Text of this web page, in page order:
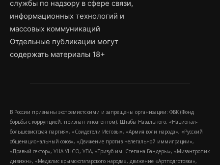
службы по надзору в сфере связи,
информационных технологий и
массовых коммуникаций
Отдельные публикации могут
содержать материалы 18+
В России признаны экстремистскими и запрещены организации: ФБК (Фонд
борьбы с коррупцией, признан иноагентом), Штабы Навального, «Национал-
большевистская партия», «Свидетели Иеговы», «Армия воли народа», «Русский
общенациональный союз», «Движение против нелегальной иммиграции»,
«Правый сектор», УНА-УНСО, УПА, «Тризуб им. Степана Бандеры», «Мизантропик
дивижн», «Меджлис крымскотатарского народа», движение «Артподготовка»,